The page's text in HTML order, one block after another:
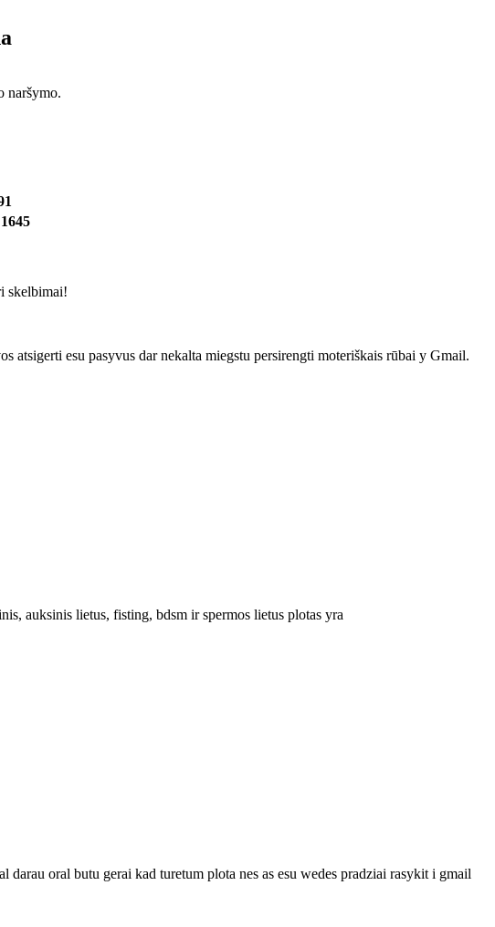
naršymo.
1645
skelbimai!
esu pasyvus dar nekalta miegstu persirengti moteriškais rūbai y Gmail.
auksinis lietus, fisting, bdsm ir spermos lietus plotas yra
oral butu gerai kad turetum plota nes as esu wedes pradziai rasykit i gmail